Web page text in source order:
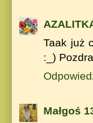
Taak już
:_)
Małgoś